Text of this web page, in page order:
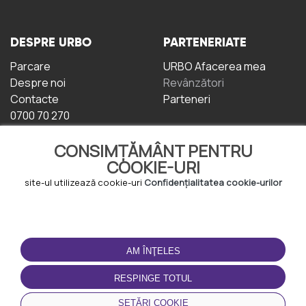
CONSIMȚĂMÂNT PENTRU
COOKIE-URI
site-ul utilizează cookie-uri Confidențialitatea cookie-urilor
AM ÎNŢELES
RESPINGE TOTUL
SETĂRI COOKIE
DESPRE URBO
Parcare
Despre noi
Contacte
0700 70 270
PARTENERIATE
URBO Afacerea mea
Revânzători
Parteneri
TERMENI DE UTILIZARE
Termeni și condiții
Politica de
Confidențialitate
Politica de cookie-uri
DESCĂRCAȚI
APLICAȚIA